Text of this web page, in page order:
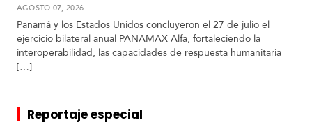
AGOSTO 07, 2026
Panamá y los Estados Unidos concluyeron el 27 de julio el
ejercicio bilateral anual PANAMAX Alfa, fortaleciendo la
interoperabilidad, las capacidades de respuesta humanitaria
[…]
Reportaje especial